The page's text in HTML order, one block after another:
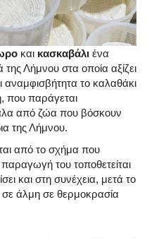
και κασκαβάλι ένα
Λήμνου στα οποία αξίζει
αναμφισβήτητα το καλαθάκι
που παράγεται
από ζώα που βόσκουν
της Λήμνου.
από το σχήμα που
παραγωγή του τοποθετείται
και στη συνέχεια, μετά το
σε άλμη σε θερμοκρασία